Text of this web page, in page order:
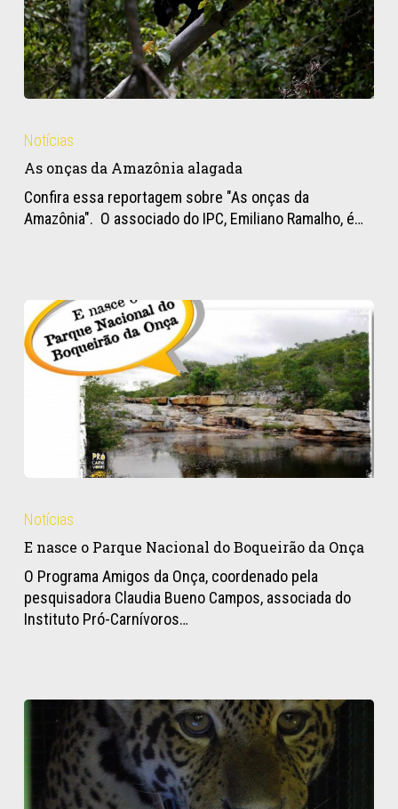
onças
da
Amazônia
alagada
Notícias
As onças da Amazônia alagada
Confira essa reportagem sobre "As onças da
Amazônia". O associado do IPC, Emiliano Ramalho, é…
nasce
o
Parque
Nacional
do
Boqueirão
Notícias
E nasce o Parque Nacional do Boqueirão da Onça
O Programa Amigos da Onça, coordenado pela
pesquisadora Claudia Bueno Campos, associada do
Instituto Pró-Carnívoros…